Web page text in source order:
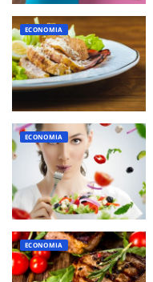
ECONOMIA
ECONOMIA
ECONOMIA